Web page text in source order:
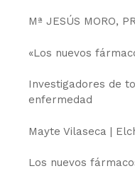
Mª JESÚS MORO,
«Los nuevos
Investigadores de
enfermedad
Mayte Vilaseca |
Los nuevos